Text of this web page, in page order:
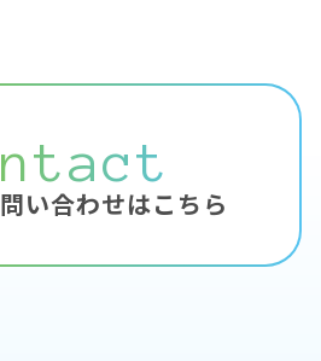
い合わせはこちら